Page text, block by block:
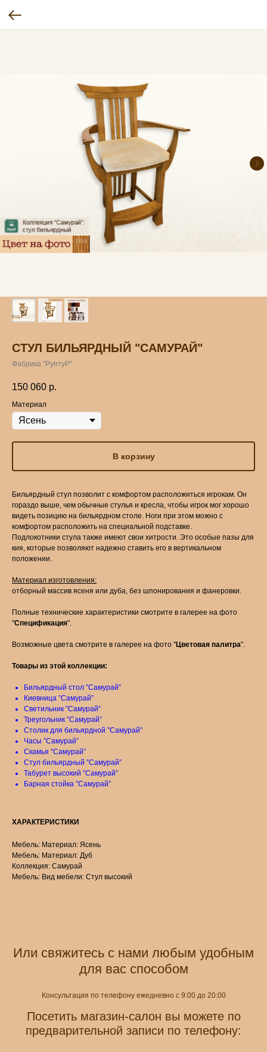
СТУЛ БИЛЬЯРДНЫЙ "САМУРАЙ"
Фабрика "РуптуР"
150 060 р.
Материал
В корзину
Бильярдный стул позволит с комфортом расположиться игрокам. Он
гораздо выше, чем обычные стулья и кресла, чтобы игрок мог хорошо
видеть позицию на бильярдном столе. Ноги при этом можно с
комфортом расположить на специальной подставке.
Подлокотники стула также имеют свои хитрости. Это особые пазы для
кия, которые позволяют надежно ставить его в вертикальном
положении.
Материал изготовления:
отборный массив ясеня или дуба, без шпонирования и фанеровки.
Полные технические характеристики смотрите в галерее на фото
"Спецификация".
Возможные цвета смотрите в галерее на фото "Цветовая палитра".
Товары из этой коллекции:
Бильярдный стол ”Самурай”
Киевница ”Самурай”
Светильник ”Самурай”
Треугольник ”Самурай”
Столик для бильярдной ”Самурай”
Часы ”Самурай”
Скамья ”Самурай”
Стул бильярдный ”Самурай”
Табурет высокий ”Самурай”
Барная стойка ”Самурай”
ХАРАКТЕРИСТИКИ
Мебель: Материал: Ясень
Мебель: Материал: Дуб
Коллекция: Самурай
Мебель: Вид мебели: Стул высокий
Или свяжитесь с нами любым удобным
для вас способом
Консультация по телефону ежедневно с 9:00 до 20:00
Посетить магазин-салон вы можете по
предварительной записи по телефону: